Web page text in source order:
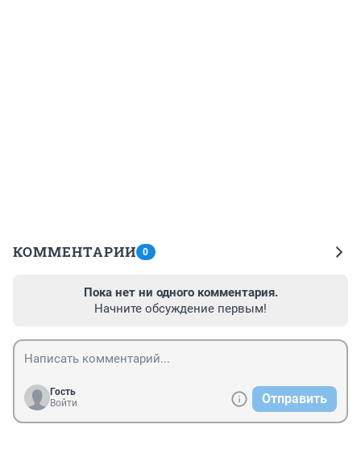
КОММЕНТАРИИ 0
Пока нет ни одного комментария.
Начните обсуждение первым!
Гость
Войти
Отправить